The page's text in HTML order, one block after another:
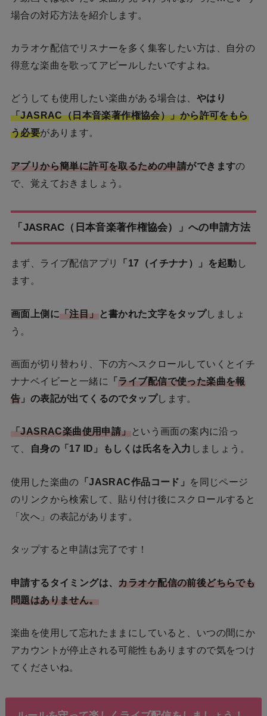
場合の対応方法を紹介します。
カラオケ配信でリスナーを多く集客したい方は、自分の
得意な楽曲を歌ってアピールしたいですよね。
どうしても使用したい楽曲がある場合は、 やはり
「JASRAC（日本音楽著作権協会）」から許可をもら
う必要があります。
アプリから簡単に許可を取るための申請ができますの
で、覚えておきましょう。
「JASRAC（日本音楽著作権協会）」への申請方法
まず、ライブ配信アプリ 「17（イチナナ）」を起動 し
ます。
画面上側に 「注目」 と書かれた文字をタップしましょ
う。
画面が切り替わり、下の方へスクロールしていくとイチ
ナナベイビーと一緒に
「ライブ配信で使った楽曲を報
告 」の表記が出てくるのでタップします。
「JASRAC楽曲使用申請」
という画面の案内に沿っ
て、
自身の「17 ID」もしくは氏名を入力 しましょう。
使用した楽曲の 「JASRAC作品コード」
を同じページ
のリンクから検索して、貼り付け後にスクロールすると
「次へ」の表記があります。
タップすると申請は完了です！
申請するタイミングは、 カラオケ配信の前後どちらでも
問題はありません。
楽曲を使用して忘れたままにしていると、いつの間にか
アカウントが停止される可能性もありますので気をつけ
てくださいね。